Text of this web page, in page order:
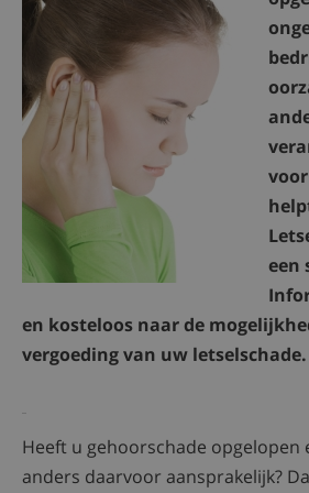
een
en kosteloos naar de
vergoeding van uw letselschade.
Heeft u gehoorschade opgelopen
anders daarvoor aansprakelijk?